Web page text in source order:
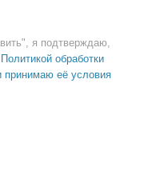
я подтверждаю,
Политикой обработки
принимаю её условия